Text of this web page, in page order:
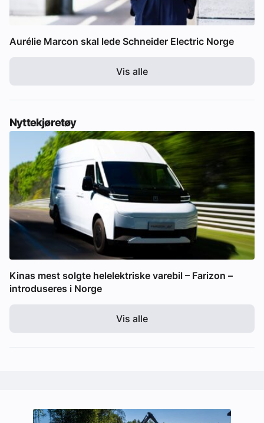
Aurélie Marcon skal lede Schneider Electric Norge
Vis alle
Nyttekjøretøy
Kinas mest solgte helelektriske varebil – Farizon –
introduseres i Norge
Vis alle